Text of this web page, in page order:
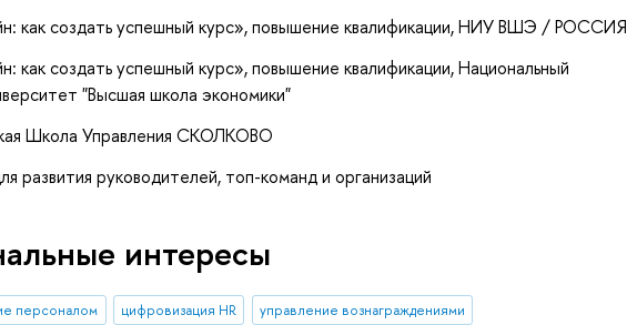
как создать успешный курс», повышение квалификации, НИУ ВШЭ / РОССИЯ
как создать успешный курс», повышение квалификации, Национальный
"Высшая школа экономики"
Школа Управления СКОЛКОВО
руководителей, топ-команд и организаций
интересы
персоналом цифровизация HR
управление вознаграждениями